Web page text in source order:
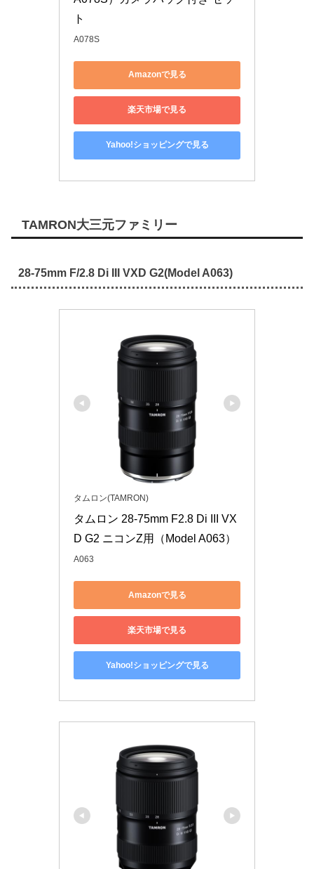
ト
A078S
Amazonで見る
楽天市場で見る
Yahoo!ショッピングで見る
TAMRON大三元ファミリー
28-75mm F/2.8 Di III VXD G2(Model A063)
タムロン(TAMRON)
タムロン 28-75mm F2.8 Di III VX
D G2 ニコンZ用（Model A063）
A063
Amazonで見る
楽天市場で見る
Yahoo!ショッピングで見る